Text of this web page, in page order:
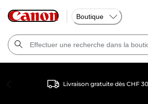
Boutique
Livraison gratuite dès CHF